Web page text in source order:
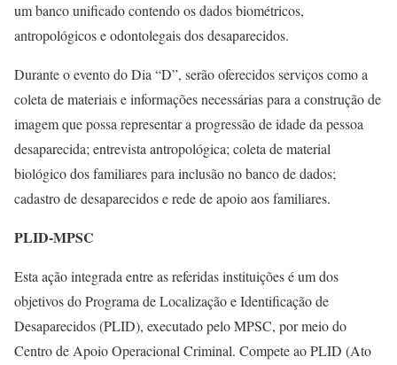
um banco unificado contendo os dados biométricos,
antropológicos e odontolegais dos desaparecidos.
Durante o evento do Dia “D”, serão oferecidos serviços como a
coleta de materiais e informações necessárias para a construção de
imagem que possa representar a progressão de idade da pessoa
desaparecida; entrevista antropológica; coleta de material
biológico dos familiares para inclusão no banco de dados;
cadastro de desaparecidos e rede de apoio aos familiares.
PLID-MPSC
Esta ação integrada entre as referidas instituições é um dos
objetivos do Programa de Localização e Identificação de
Desaparecidos (PLID), executado pelo MPSC, por meio do
Centro de Apoio Operacional Criminal. Compete ao PLID (Ato